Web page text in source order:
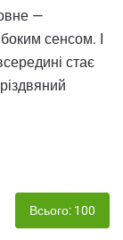
—
сенсом. І
стає
Всього: 100